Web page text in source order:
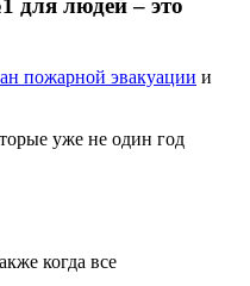
пожарной эвакуации и
уже не один год
когда все